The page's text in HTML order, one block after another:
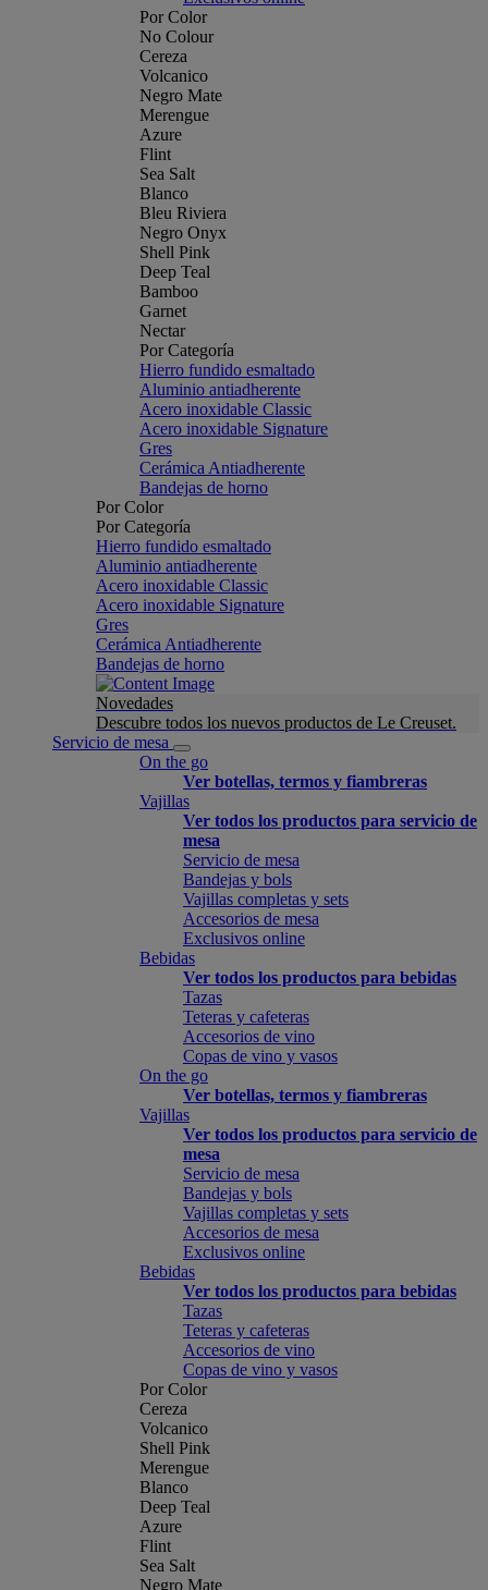
Por Color
No Colour
Cereza
Volcanico
Negro Mate
Merengue
Azure
Flint
Sea Salt
Blanco
Bleu Riviera
Negro Onyx
Shell Pink
Deep Teal
Bamboo
Garnet
Nectar
Por Categoría
Hierro fundido esmaltado
Aluminio antiadherente
Acero inoxidable Classic
Acero inoxidable Signature
Gres
Cerámica Antiadherente
Bandejas de horno
Por Color
Por Categoría
Hierro fundido esmaltado
Aluminio antiadherente
Acero inoxidable Classic
Acero inoxidable Signature
Gres
Cerámica Antiadherente
Bandejas de horno
Novedades
Descubre todos los nuevos productos de Le Creuset.
Servicio de mesa
On the go
Ver botellas, termos y fiambreras
Vajillas
Ver todos los productos para servicio de
mesa
Servicio de mesa
Bandejas y bols
Vajillas completas y sets
Accesorios de mesa
Exclusivos online
Bebidas
Ver todos los productos para bebidas
Tazas
Teteras y cafeteras
Accesorios de vino
Copas de vino y vasos
On the go
Ver botellas, termos y fiambreras
Vajillas
Ver todos los productos para servicio de
mesa
Servicio de mesa
Bandejas y bols
Vajillas completas y sets
Accesorios de mesa
Exclusivos online
Bebidas
Ver todos los productos para bebidas
Tazas
Teteras y cafeteras
Accesorios de vino
Copas de vino y vasos
Por Color
Cereza
Volcanico
Shell Pink
Merengue
Blanco
Deep Teal
Azure
Flint
Sea Salt
Negro Mate